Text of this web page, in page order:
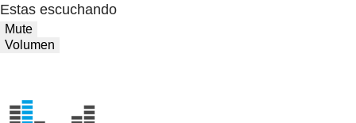
Estas escuchando
Mute
Volumen